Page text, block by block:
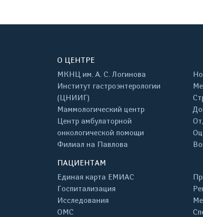
О ЦЕНТРЕ
МКНЦ им. А. С. Логинова
Институт гастроэнтерологии
(ЦНИИГ)
Маммологический центр
Центр амбулаторной
онкологической помощи
Филиал на Павлова
ПАЦИЕНТАМ
Единая карта ЕМИАС
Госпитализация
Исследования
ОМС